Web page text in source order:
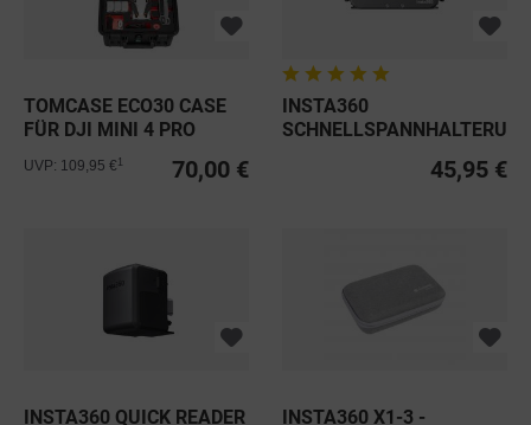
TOMCASE ECO30 CASE
FÜR DJI MINI 4 PRO
70,00 €
UVP: 109,95 €
INSTA360
45,95 €
INSTA360 QUICK READER INSTA360 X1-3 -